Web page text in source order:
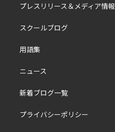
プレスリリース＆メディア情報
スクールブログ
用語集
ニュース
新着ブログ一覧
プライバシーポリシー